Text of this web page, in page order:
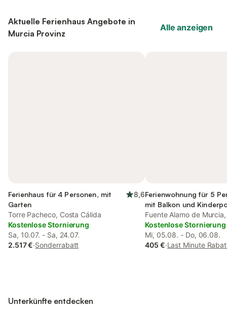
Aktuelle Ferienhaus Angebote in
Murcia Provinz
Alle anzeigen
Ferienhaus für 4 Personen, mit
Garten
8,6
Torre Pacheco, Costa Cálida
Kostenlose Stornierung
Sa, 10.07. - Sa, 24.07.
2.517 €·Sonderrabatt
Ferienwohnung für 5
mit Balkon und
Fuente Alamo de
Kostenlose Stornierung
Mi, 05.08. - Do, 06.08.
405 €·Last Minute
Unterkünfte entdecken